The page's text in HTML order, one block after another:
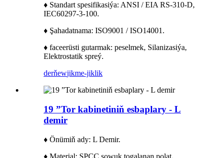
♦ Standart spesifikasiýa: ANSI / EIA RS-310-D,
IEC60297-3-100.
♦ Şahadatnama: ISO9001 / ISO14001.
♦ faceerüsti gutarmak: peselmek, Silanizasiýa,
Elektrostatik spreý.
derňewjikme-jiklik
19 ”Tor kabinetiniň esbaplary - L
demir
♦ Önümiň ady: L Demir.
♦ Material: SPCC sowuk togalanan polat.